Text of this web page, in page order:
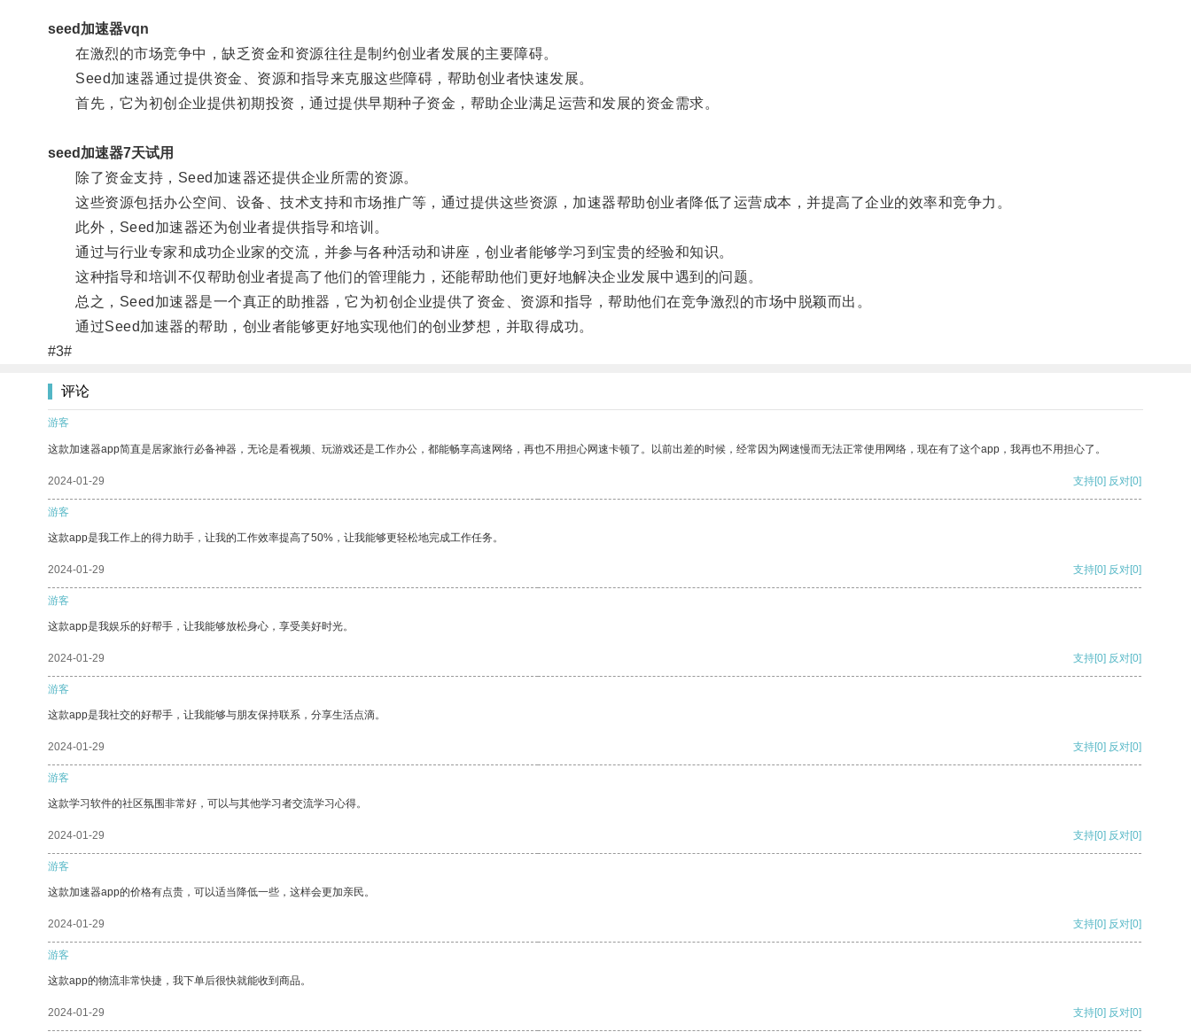
seed加速器vqn
在激烈的市场竞争中，缺乏资金和资源往往是制约创业者发展的主要障碍。
Seed加速器通过提供资金、资源和指导来克服这些障碍，帮助创业者快速发展。
首先，它为初创企业提供初期投资，通过提供早期种子资金，帮助企业满足运营和发展的资金需求。
seed加速器7天试用
除了资金支持，Seed加速器还提供企业所需的资源。
这些资源包括办公空间、设备、技术支持和市场推广等，通过提供这些资源，加速器帮助创业者降低了运营成本，并提高了企业的效率和竞争力。
此外，Seed加速器还为创业者提供指导和培训。
通过与行业专家和成功企业家的交流，并参与各种活动和讲座，创业者能够学习到宝贵的经验和知识。
这种指导和培训不仅帮助创业者提高了他们的管理能力，还能帮助他们更好地解决企业发展中遇到的问题。
总之，Seed加速器是一个真正的助推器，它为初创企业提供了资金、资源和指导，帮助他们在竞争激烈的市场中脱颖而出。
通过Seed加速器的帮助，创业者能够更好地实现他们的创业梦想，并取得成功。
#3#
评论
游客
这款加速器app简直是居家旅行必备神器，无论是看视频、玩游戏还是工作办公，都能畅享高速网络，再也不用担心网速卡顿了。以前出差的时候，经常因为网速慢而无法正常使用网络，现在有了这个app，我再也不用担心了。
2024-01-29 支持[0] 反对[0]
游客
这款app是我工作上的得力助手，让我的工作效率提高了50%，让我能够更轻松地完成工作任务。
2024-01-29 支持[0] 反对[0]
游客
这款app是我娱乐的好帮手，让我能够放松身心，享受美好时光。
2024-01-29 支持[0] 反对[0]
游客
这款app是我社交的好帮手，让我能够与朋友保持联系，分享生活点滴。
2024-01-29 支持[0] 反对[0]
游客
这款学习软件的社区氛围非常好，可以与其他学习者交流学习心得。
2024-01-29 支持[0] 反对[0]
游客
这款加速器app的价格有点贵，可以适当降低一些，这样会更加亲民。
2024-01-29 支持[0] 反对[0]
游客
这款app的物流非常快捷，我下单后很快就能收到商品。
2024-01-29 支持[0] 反对[0]